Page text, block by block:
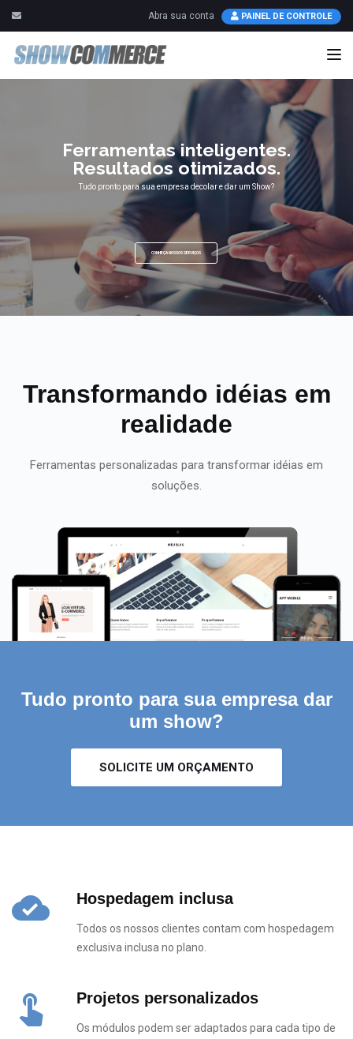
Abra sua conta PAINEL DE CONTROLE
Ferramentas inteligentes.
Resultados otimizados.
Tudo pronto para sua empresa decolar e dar um Show?
CONHEÇA NOSSOS SERVIÇOS
Transformando idéias em
realidade
Ferramentas personalizadas para transformar idéias em
soluções.
Tudo pronto para sua empresa dar
um show?
SOLICITE UM ORÇAMENTO
cloud_done Hospedagem inclusa
Todos os nossos clientes contam com hospedagem
exclusiva inclusa no plano.
touch_app Projetos personalizados
Os módulos podem ser adaptados para cada tipo de